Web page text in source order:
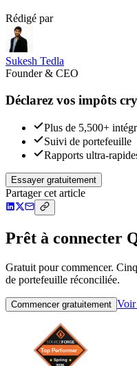
Rédigé par
Sukesh Tedla
Founder & CEO
Déclarez vos impôts
Plus de 5,500+
Suivi de portefeuille
Rapports ultra-
Essayer gratuitement
Partager cet article
Prêt à connecter
Gratuit pour commencer.
de portefeuille réconciliée.
Commencer gratuitement Voir